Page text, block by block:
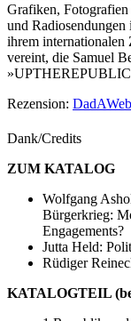
Grafiken,
und
ihrem internationalen
vereint, die Samuel
Rezension:
Dank/Credits
ZUM KATALOG
Wolfgang
Bürgerkrieg:
Engagements?
Jutta Held:
Rüdiger
KATALOGTEIL